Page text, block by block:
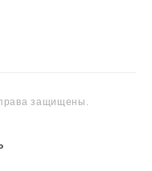
защищены.